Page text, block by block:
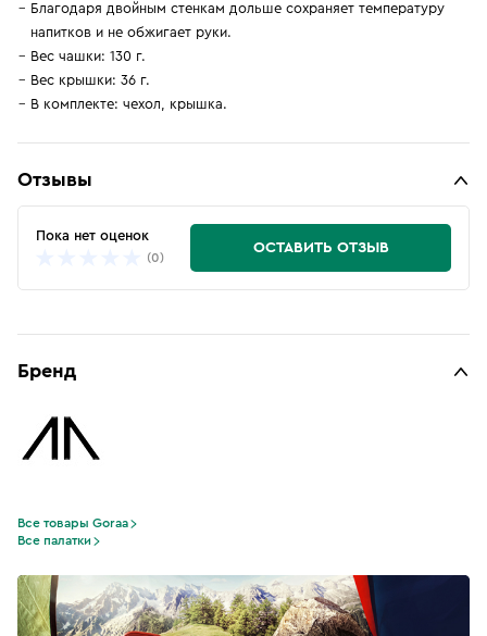
Благодаря двойным стенкам дольше сохраняет температуру
напитков и не обжигает руки.
Вес чашки: 130 г.
Вес крышки: 36 г.
В комплекте: чехол, крышка.
Отзывы
Пока нет оценок
(0)
ОСТАВИТЬ ОТЗЫВ
Бренд
Все товары Goraa
Все палатки